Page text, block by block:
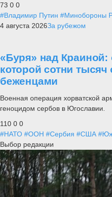
73 0 0
#Владимир Путин #Минобороны
4 августа 2026За рубежом
«Буря» над Краиной:
которой сотни тысяч
беженцами
Военная операция хорватской
геноцидом сербов в Югославии.
110 0 0
#НАТО #ООН #Сербия #США
Выбор редакции